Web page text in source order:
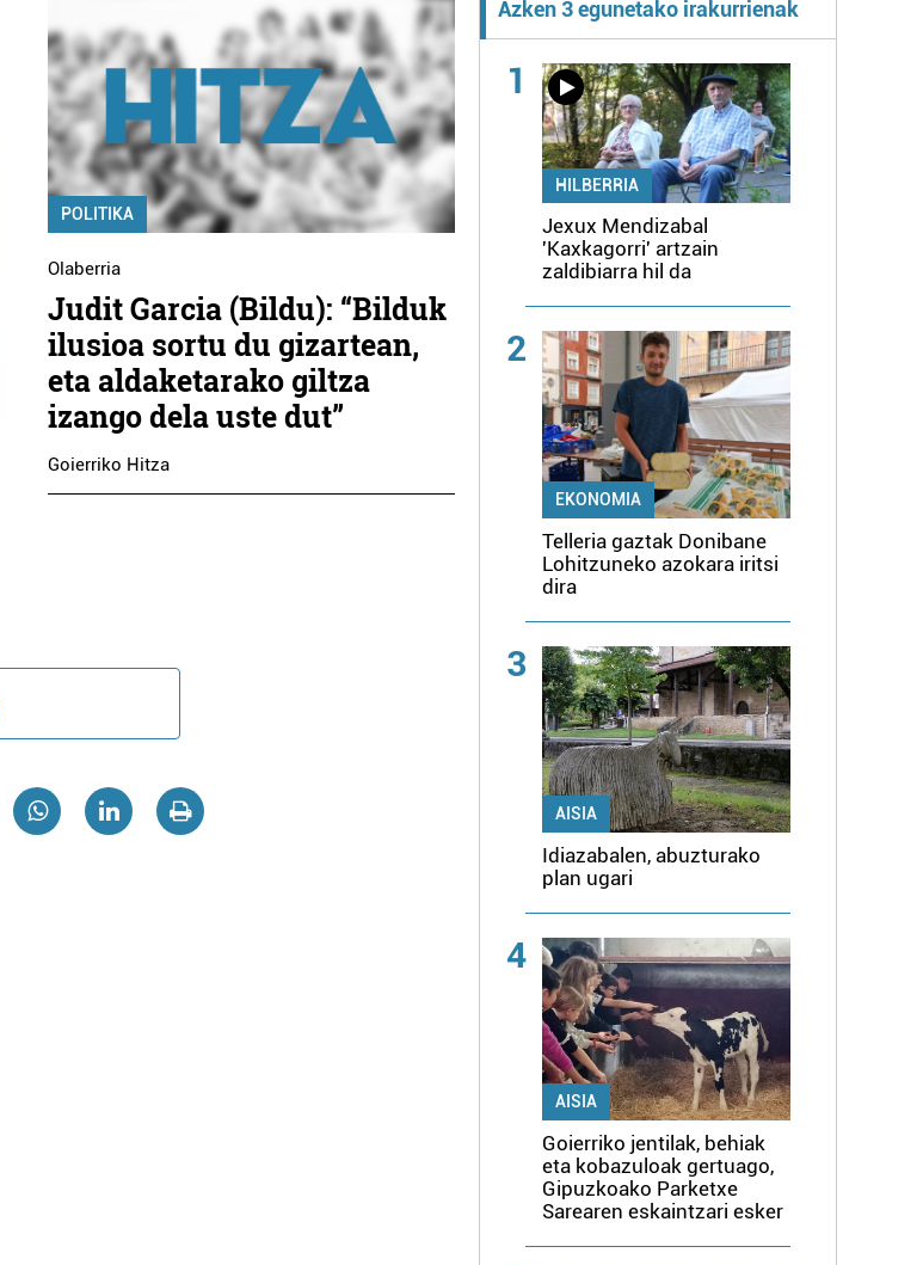
POLITIKA
Olaberria
Judit Garcia (Bildu): “Bilduk
ilusioa sortu du gizartean,
eta aldaketarako giltza
izango dela uste dut”
Goierriko Hitza
Azken 3 egunetako irakurrienak
1
HILBERRIA
Jexux Mendizabal
'Kaxkagorri' artzain
zaldibiarra hil da
2
EKONOMIA
Telleria gaztak Donibane
Lohitzuneko azokara iritsi
dira
3
AISIA
Idiazabalen, abuzturako
plan ugari
4
AISIA
Goierriko jentilak, behiak
eta kobazuloak gertuago,
Gipuzkoako Parketxe
Sarearen eskaintzari esker